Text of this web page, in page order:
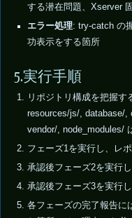
する潜在問題、Xserver
エラー処理: try-catch の
功表示をする箇所
5.実行手順
リポジトリ構成を把握
resources/js/, database/,
vendor/, node_modules/
フェーズ1を実行し、レ
承認後フェーズ2を実行
承認後フェーズ3を実行
各フェーズの完了報告に